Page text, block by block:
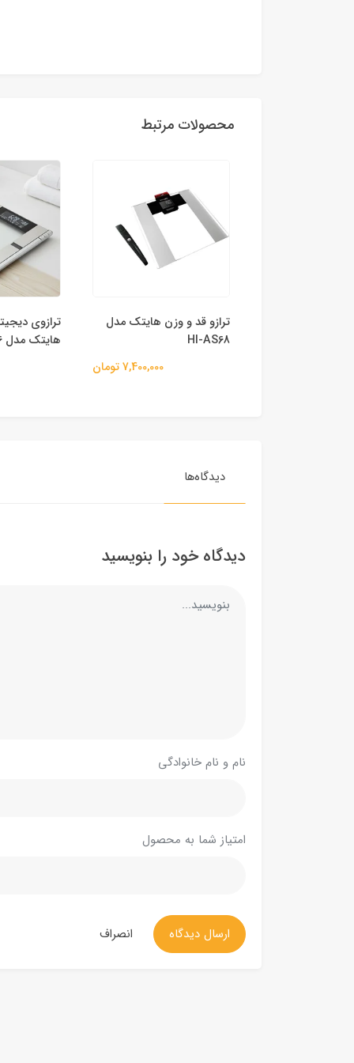
محصولات مرتبط
ترازو قد و‌ وزن هایتک مدل
HI-AS68
7,400,000 تومان
ترازوی
هایتک مدل HI-AS66
دیدگاه‌ها
دیدگاه خود را بنویسید
نام و نام خانوادگی
امتیاز شما به محصول
ارسال دیدگاه انصراف